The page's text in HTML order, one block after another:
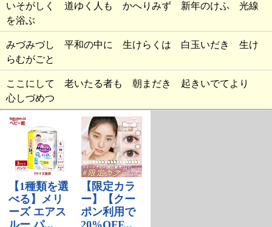
いそがしく 道ゆく人も かへりみず 新年のけふ 光線
を浴ぶ
みづみづし 平和の中に 生けらくは 白玉いだき 生け
らむがごと
ここにして 老いたる者も 朝まだき 起きいでてより
心しづめつ